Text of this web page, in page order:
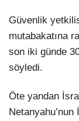
Güvenlik
mutabakatına
son iki günde
söyledi.
Öte yandan